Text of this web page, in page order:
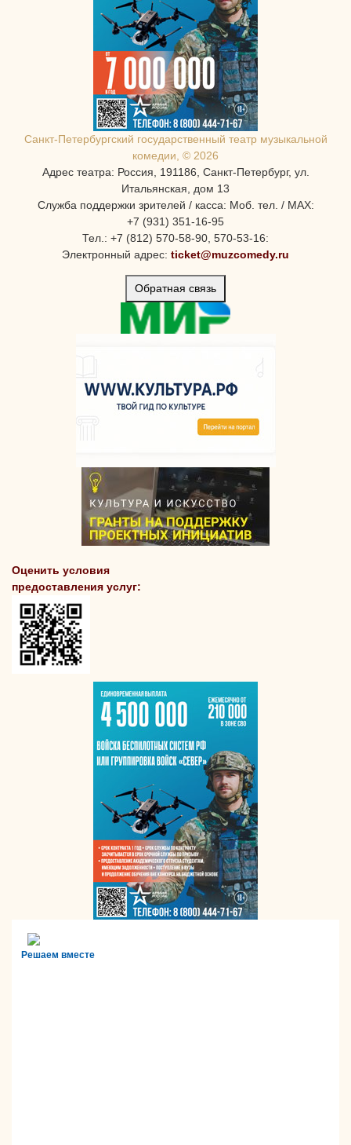
Санкт-Петербургcкий государственный театр музыкальной
комедии, © 2026
Адрес театра: Россия, 191186, Санкт-Петербург, ул.
Итальянская, дом 13
Служба поддержки зрителей / касса: Моб. тел. / MAX:
+7 (931) 351-16-95
Тел.: +7 (812) 570-58-90, 570-53-16:
Электронный адрес: ticket@muzcomedy.ru
Обратная связь
Оценить условия
предоставления услуг:
Решаем вместе